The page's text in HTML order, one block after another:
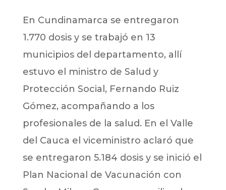
En Cundinamarca se entregaron
1.770 dosis y se trabajó en 13
municipios del departamento, allí
estuvo el ministro de Salud y
Protección Social, Fernando Ruiz
Gómez, acompañando a los
profesionales de la salud. En el Valle
del Cauca el viceministro aclaró que
se entregaron 5.184 dosis y se inició el
Plan Nacional de Vacunación con